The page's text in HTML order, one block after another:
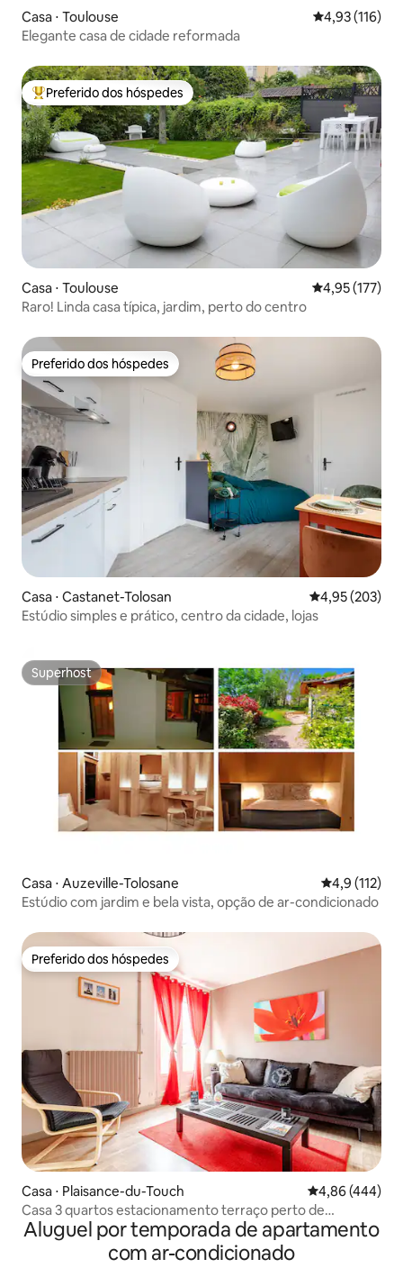
Casa ⋅ Toulouse 4,93 de uma
4,93 (116)
Elegante casa de cidade reformada
Entre os melhores preferidos dos hóspedes
Preferido dos hóspedes
Casa ⋅ Toulouse 4,95 de uma
4,95 (177)
Raro! Linda casa típica, jardim, perto do centro
Preferido dos hóspedes
Preferido dos hóspedes
Casa ⋅ Castanet-Tolosan 4,95 de uma
4,95 (203)
Estúdio simples e prático, centro da cidade, lojas
Superhost
Superhost
Casa ⋅ Auzeville-Tolosane 4,9 de uma
4,9 (112)
Estúdio com jardim e bela vista, opção de ar-condicionado
Preferido dos hóspedes
Preferido dos hóspedes
Casa ⋅ Plaisance-du-Touch 4,86 de uma
4,86 (444)
Casa 3 quartos estacionamento terraço perto de
Toulouse
Aluguel por temporada de apartamento
com ar-condicionado